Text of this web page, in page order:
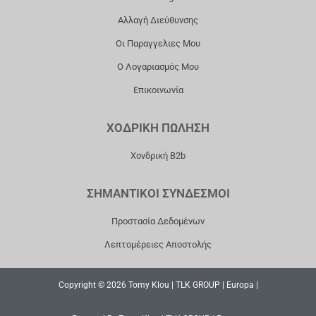
M
Αλλαγή Διεύθυνσης
Οι Παραγγελιες Μου
Ο Λογαριασμός Μου
Επικοινωνία
ΧΟΔΡΙΚΗ ΠΩΛΗΣΗ
Χονδρική B2b
ΣΗΜΑΝΤΙΚΟΙ ΣΥΝΔΕΣΜΟΙ
Προστασία Δεδομένων
Λεπτομέρειες Αποστολής
Copyright © 2026 Tomy Klou | TLK GROUP | Europa |